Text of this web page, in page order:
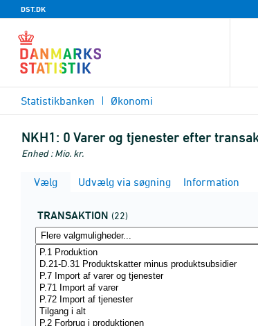
DST.DK
Statistikbanken Økonomi
NKH1: 0 Varer og tjenester efter
Enhed : Mio. kr.
Vælg Udvælg via søgning Information
TRANSAKTION (22)